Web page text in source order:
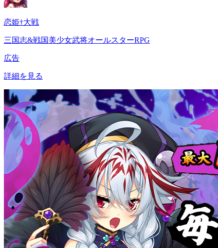
恋姫†大戦
三国志&戦国美少女武将オールスターRPG
広告
詳細を見る